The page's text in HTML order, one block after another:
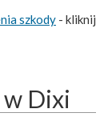
szkody - kliknij
w Dixi